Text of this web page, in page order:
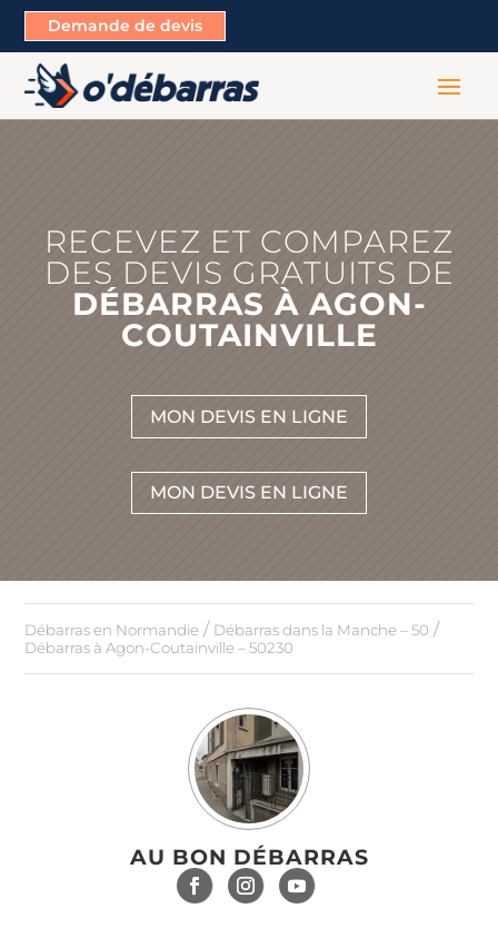
Demande de devis
RECEVEZ ET COMPAREZ
DES DEVIS GRATUITS DE
DÉBARRAS À AGON-
COUTAINVILLE
MON DEVIS EN LIGNE
MON DEVIS EN LIGNE
Débarras en Normandie / Débarras dans la Manche – 50 /
Débarras à Agon-Coutainville – 50230
AU BON DÉBARRAS